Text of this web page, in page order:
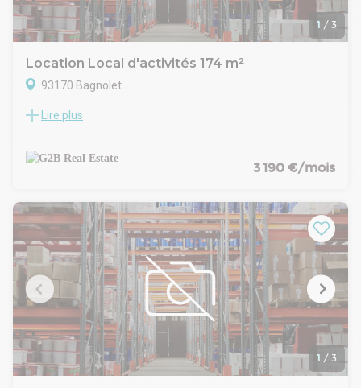
1 / 3
Location Local d'activités 174 m²
93170 Bagnolet
Situé dans un parc clôturé et sécurisé à Bagnolet, ce
pour accueillir artisans, PME ou logisticiens urbains. Le parc
est entièrement clos, avec portail motorisé, voirie enrobée
bardage, couverture en bac acier, éclairage LED, et
équipements complets par cellule. À seulement quelques
minutes du périphérique parisien et de l’autoroute A3, ce site
bénéficie d’une accessibilité exceptionnelle.
L'ensemble est signé Archicrea pour la partie architecture et
Yuman Immobilier pour la maitrise d'ouvrage.
Lire plus
3 190 €/mois
1 / 3